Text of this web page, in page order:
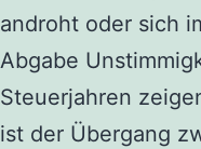
androht oder sich
Abgabe
Steuerjahren
ist der Übergang